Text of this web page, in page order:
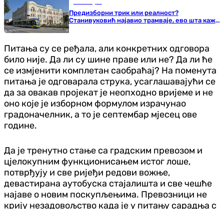
Предизборни трик или реалност?
Станивуковић најавио трамваје, ево шта каже
струка
Питања су се ређала, али конкретних одговора
било није. Да ли су шине праве или не? Да ли ће
се измјенити комплетан саобраћај? На поменута
питања је одговарала струка, усаглашавајући се
да за овакав пројекат је неопходно вријеме и не
оно које је изборном формулом израчунао
градоначелник, а то је септембар мјесец ове
године.
Да је тренутно стање са градским превозом и
цјелокупним функционисањем истог лоше,
потврђују и све ријеђи редови вожње,
девастирана аутобуска стајалишта и све чешће
најаве о новим поскупљењима. Превозници не
крију незадовољство када је у питању сарадња с